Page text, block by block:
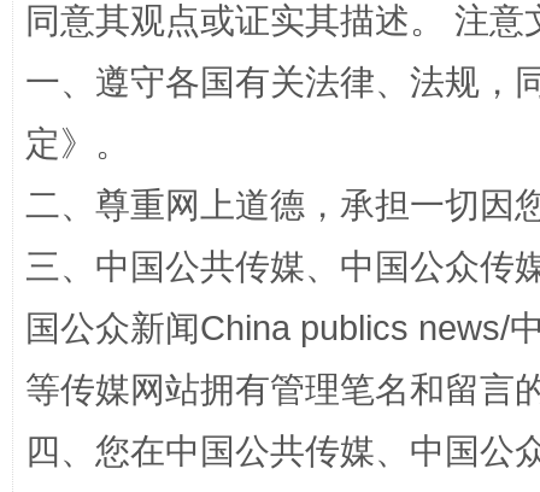
同意其观点或证实其描述。 注
一、遵守各国有关法律、法规，
定》。
二、尊重网上道德，承担一切因
三、中国公共传媒、中国公众传
国公众新闻China publics news/
等传媒网站拥有管理笔名和留言
四、您在中国公共传媒、中国公